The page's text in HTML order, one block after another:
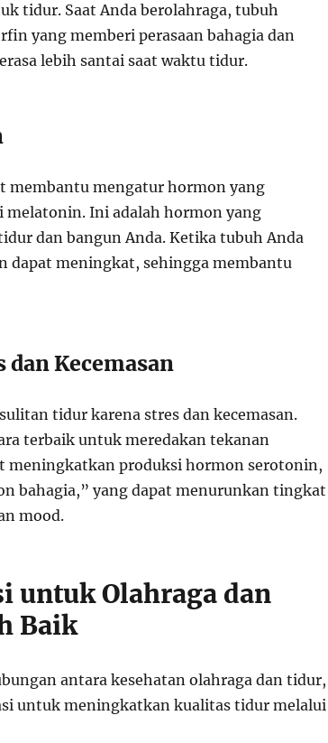
tidur. Saat Anda berolahraga, tubuh
yang memberi perasaan bahagia dan
lebih santai saat waktu tidur.
membantu mengatur hormon yang
melatonin. Ini adalah hormon yang
dan bangun Anda. Ketika tubuh Anda
dapat meningkat, sehingga membantu
Kecemasan
tidur karena stres dan kecemasan.
terbaik untuk meredakan tekanan
meningkatkan produksi hormon serotonin,
bahagia,” yang dapat menurunkan tingkat
mood.
untuk Olahraga dan
Baik
antara kesehatan olahraga dan tidur,
untuk meningkatkan kualitas tidur melalui